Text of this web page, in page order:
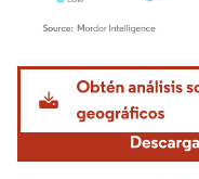
Imagen © Mordor Intelligence.